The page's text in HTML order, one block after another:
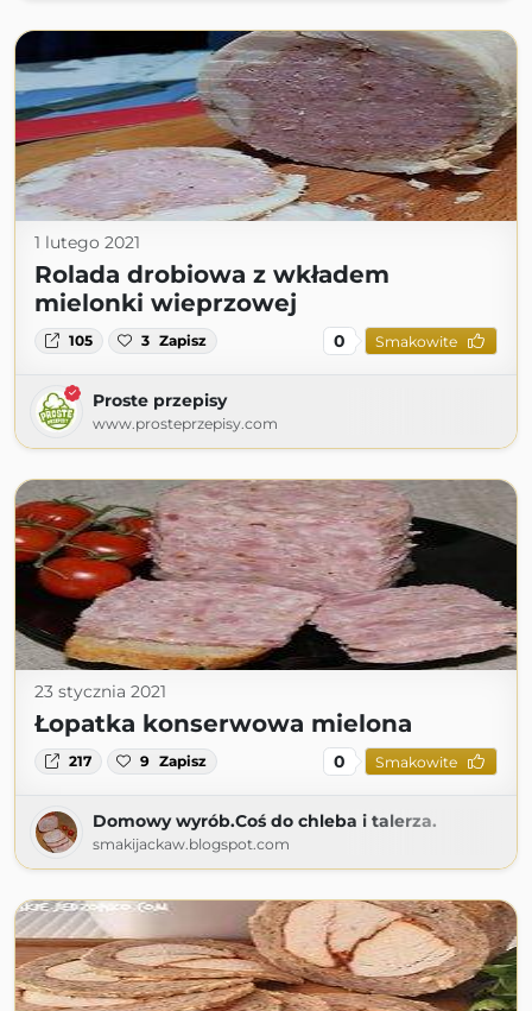
1 lutego 2021
Rolada drobiowa z wkładem
mielonki wieprzowej
105 3 Zapisz 0 Smakowite
Proste przepisy
www.prosteprzepisy.com
23 stycznia 2021
Łopatka konserwowa mielona
217 9 Zapisz 0 Smakowite
Domowy wyrób.Coś do chleba i talerza.
smakijackaw.blogspot.com